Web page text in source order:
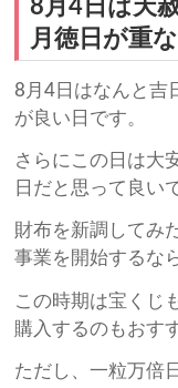
8月4日は天
月徳日が重
8月4日はなんと吉
が良い日です。
さらにこの日は大
日だと思って良い
財布を新調してみ
事業を開始するな
この時期は宝くじ
購入するのもおす
ただし、一粒万倍